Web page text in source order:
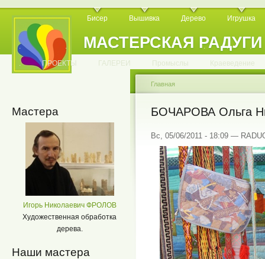
МАСТЕРСКАЯ РАДУГИ
Бисер Вышивка Дерево Игрушка
. . . . . . . . . . .
. ПРОЕКТЫ ГАЛЕРЕИ Промыслы Краеведение
Мастера
Игорь Николаевич ФРОЛОВ
Художественная обработка
дерева.
Наши мастера
Главная
БОЧАРОВА Ольга
Вс, 05/06/2011 - 18:09 —